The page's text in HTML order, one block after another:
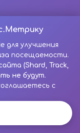
для улучшения
посещаемости.
(Shard, Track,
не будут.
с